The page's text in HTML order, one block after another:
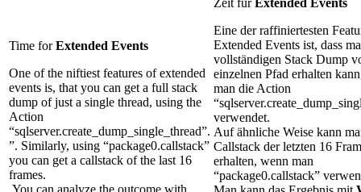
Time forExtended Events
One of the niftiest features of extended
events is, that you can get a full stack
dump of just a single thread, using the
Action
“sqlserver.create_dump_single_thread”.
”. Similarly, using “package0.callstack”
you can get a callstack of the last 16
frames.
You can analyze the outcome with
Eine der raffiniertesten
Extended Events ist, dass
vollständigen Stack Dump
einzelnen Pfad erhalten
man die Action
verwendet.
Auf ähnliche Weise kann
Callstack der letzten 16
erhalten, wenn man
“package0.callstack”